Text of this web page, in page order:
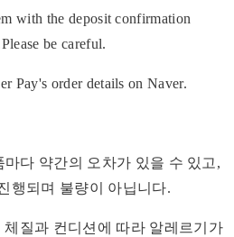
with the deposit confirmation
be careful.
Pay's order details on Naver.
다 약간의 오차가 있을 수 있고,
행되며 불량이 아닙니다.
질과 컨디션에 따라 알레르기가